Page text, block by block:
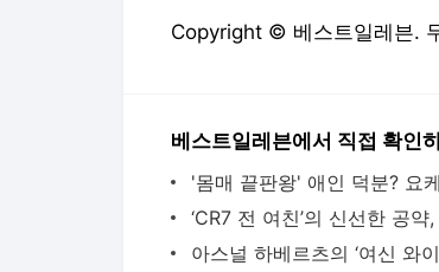
Copyright © 베스트일레븐.
베스트일레븐에서 직접 확인